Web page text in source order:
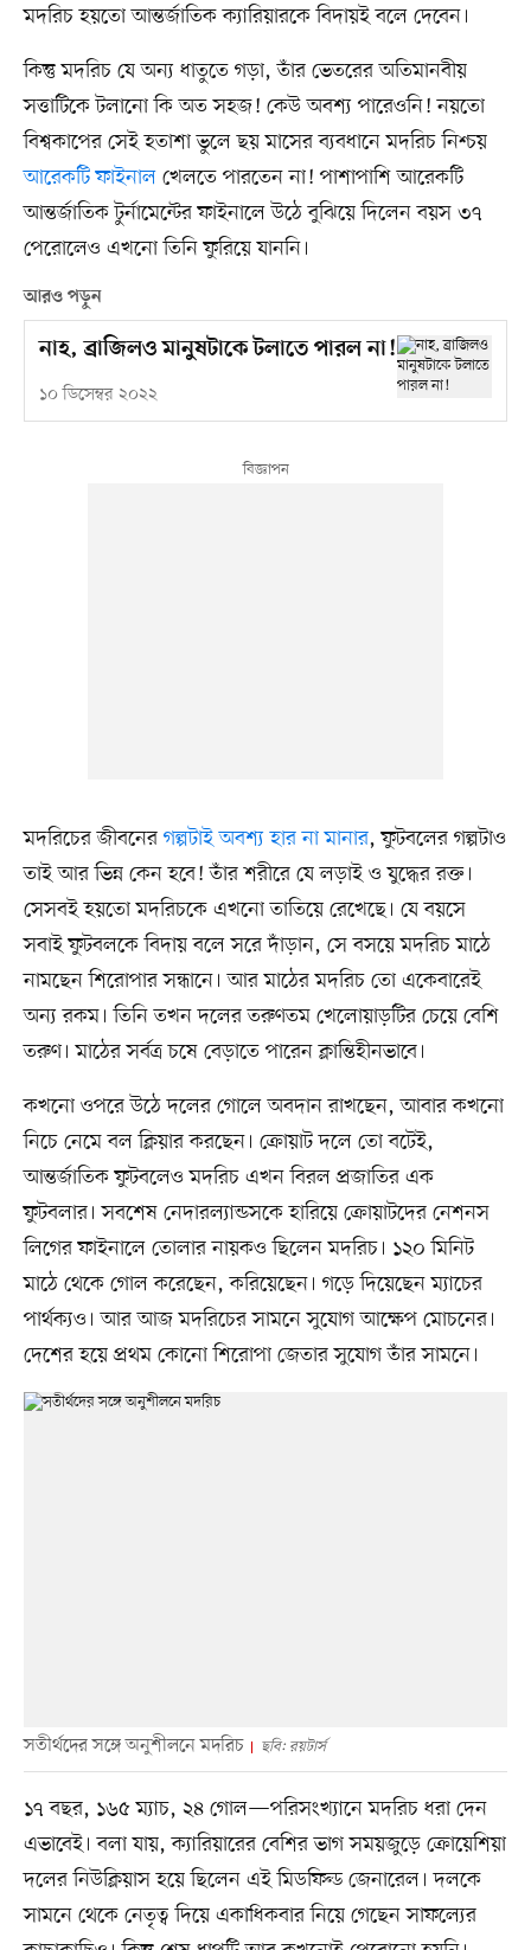
মদরিচ হয়তো আন্তর্জাতিক ক্যারিয়ারকে বিদায়ই বলে দেবেন।
কিন্তু মদরিচ যে অন্য ধাতুতে গড়া, তাঁর ভেতরের অতিমানবীয়
সত্তাটিকে টলানো কি অত সহজ! কেউ অবশ্য পারেওনি! নয়তো
বিশ্বকাপের সেই হতাশা ভুলে ছয় মাসের ব্যবধানে মদরিচ নিশ্চয়
আরেকটি ফাইনালখেলতে পারতেন না! পাশাপাশি আরেকটি
আন্তর্জাতিক টুর্নামেন্টের ফাইনালে উঠে বুঝিয়ে দিলেন বয়স ৩৭
পেরোলেও এখনো তিনি ফুরিয়ে যাননি।
আরও পড়ুন
নাহ, ব্রাজিলও মানুষটাকে টলাতে পারল না!
১০ ডিসেম্বর ২০২২
মদরিচের জীবনেরগল্পটাই অবশ্য হার না মানার, ফুটবলের গল্পটাও
তাই আর ভিন্ন কেন হবে! তাঁর শরীরে যে লড়াই ও যুদ্ধের রক্ত।
সেসবই হয়তো মদরিচকে এখনো তাতিয়ে রেখেছে। যে বয়সে
সবাই ফুটবলকে বিদায় বলে সরে দাঁড়ান, সে বসয়ে মদরিচ মাঠে
নামছেন শিরোপার সন্ধানে। আর মাঠের মদরিচ তো একেবারেই
অন্য রকম। তিনি তখন দলের তরুণতম খেলোয়াড়টির চেয়ে বেশি
তরুণ। মাঠের সর্বত্র চষে বেড়াতে পারেন ক্লান্তিহীনভাবে।
কখনো ওপরে উঠে দলের গোলে অবদান রাখছেন, আবার কখনো
নিচে নেমে বল ক্লিয়ার করছেন। ক্রোয়াট দলে তো বটেই,
আন্তর্জাতিক ফুটবলেও মদরিচ এখন বিরল প্রজাতির এক
ফুটবলার। সবশেষ নেদারল্যান্ডসকে হারিয়ে ক্রোয়াটদের নেশনস
লিগের ফাইনালে তোলার নায়কও ছিলেন মদরিচ। ১২০ মিনিট
মাঠে থেকে গোল করেছেন, করিয়েছেন। গড়ে দিয়েছেন ম্যাচের
পার্থক্যও। আর আজ মদরিচের সামনে সুযোগ আক্ষেপ মোচনের।
দেশের হয়ে প্রথম কোনো শিরোপা জেতার সুযোগ তাঁর সামনে।
সতীর্থদের সঙ্গে অনুশীলনে মদরিচ ছবি: রয়টার্স
১৭ বছর, ১৬৫ ম্যাচ, ২৪ গোল—পরিসংখ্যানে মদরিচ ধরা দেন
এভাবেই। বলা যায়, ক্যারিয়ারের বেশির ভাগ সময়জুড়ে ক্রোয়েশিয়া
দলের নিউক্লিয়াস হয়ে ছিলেন এই মিডফিল্ড জেনারেল। দলকে
সামনে থেকে নেতৃত্ব দিয়ে একাধিকবার নিয়ে গেছেন সাফল্যের